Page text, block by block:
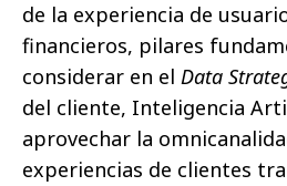
de la experiencia de
financieros, pilares
considerar en el Data
del cliente, Inteligencia
aprovechar la
experiencias de clientes